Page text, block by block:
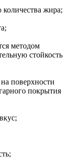
жира;
методом
стойкость
поверхности
покрытия